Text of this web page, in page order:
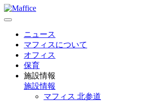
ニュース
マフィスについて
オフィス
保育
施設情報
施設情報
マフィス 北参道